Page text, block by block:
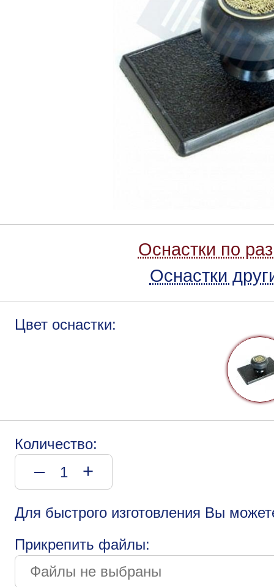
Оснастки по
Оснастки
Цвет оснастки:
Количество:
– +
Для быстрого изготовления Вы
Прикрепить файлы: